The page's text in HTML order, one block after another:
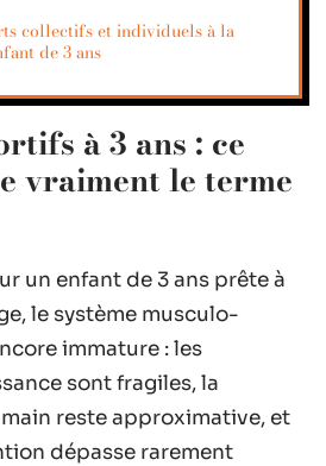
collectifs et individuels à la
de 3 ans
à 3 ans : ce
vraiment le terme
un enfant de 3 ans prête à
le système musculo-
immature : les
sont fragiles, la
reste approximative, et
dépasse rarement